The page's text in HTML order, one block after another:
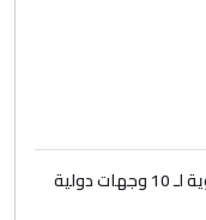
دولية